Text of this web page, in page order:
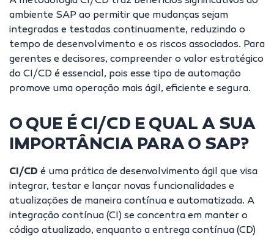
ambiente SAP ao permitir que mudanças sejam
integradas e testadas continuamente, reduzindo o
tempo de desenvolvimento e os riscos associados. Para
gerentes e decisores, compreender o valor estratégico
do CI/CD é essencial, pois esse tipo de automação
promove uma operação mais ágil, eficiente e segura.
O QUE É CI/CD E QUAL A SUA
IMPORTÂNCIA PARA O SAP?
CI/CD é uma prática de desenvolvimento ágil que visa
integrar, testar e lançar novas funcionalidades e
atualizações de maneira contínua e automatizada. A
integração contínua (CI) se concentra em manter o
código atualizado, enquanto a entrega contínua (CD)